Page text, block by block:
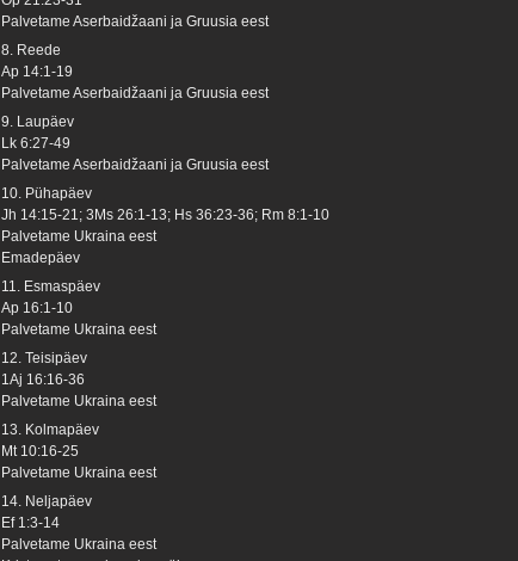
Palvetame Aserbaidžaani ja Gruusia eest
8. Reede
Ap 14:1-19
Palvetame Aserbaidžaani ja Gruusia eest
9. Laupäev
Lk 6:27-49
Palvetame Aserbaidžaani ja Gruusia eest
10. Pühapäev
Jh 14:15-21; 3Ms 26:1-13; Hs 36:23-36; Rm 8:1-10
Palvetame Ukraina eest
Emadepäev
11. Esmaspäev
Ap 16:1-10
Palvetame Ukraina eest
12. Teisipäev
1Aj 16:16-36
Palvetame Ukraina eest
13. Kolmapäev
Mt 10:16-25
Palvetame Ukraina eest
14. Neljapäev
Ef 1:3-14
Palvetame Ukraina eest